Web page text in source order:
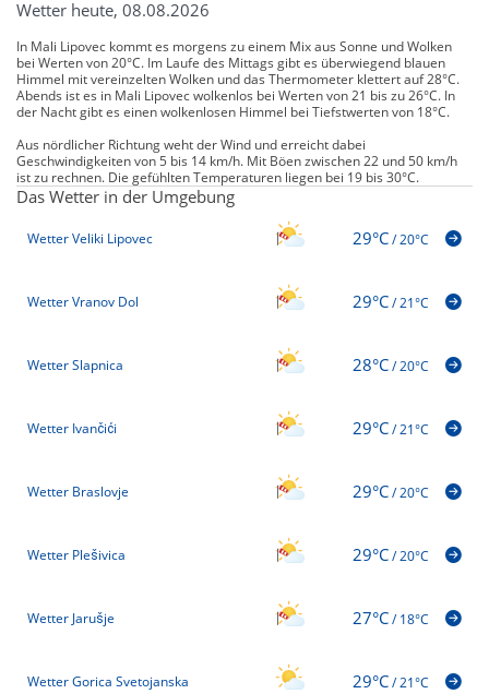
Wetter heute, 08.08.2026
In Mali Lipovec kommt es morgens zu einem Mix aus Sonne und Wolken
bei Werten von 20°C. Im Laufe des Mittags gibt es überwiegend blauen
Himmel mit vereinzelten Wolken und das Thermometer klettert auf 28°C.
Abends ist es in Mali Lipovec wolkenlos bei Werten von 21 bis zu 26°C. In
der Nacht gibt es einen wolkenlosen Himmel bei Tiefstwerten von 18°C.
Aus nördlicher Richtung weht der Wind und erreicht dabei
Geschwindigkeiten von 5 bis 14 km/h. Mit Böen zwischen 22 und 50 km/h
ist zu rechnen. Die gefühlten Temperaturen liegen bei 19 bis 30°C.
Das Wetter in der Umgebung
Wetter Veliki Lipovec 29°C/20°C
Wetter Vranov Dol 29°C/21°C
Wetter Slapnica 28°C/20°C
Wetter Ivančići 29°C/21°C
Wetter Braslovje 29°C/20°C
Wetter Plešivica 29°C/20°C
Wetter Jarušje 27°C/18°C
Wetter Gorica Svetojanska 29°C/21°C